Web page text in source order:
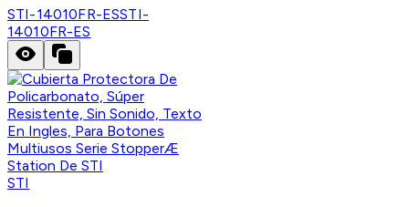
STI-14010FR-ESSTI-
14010FR-ES
STI